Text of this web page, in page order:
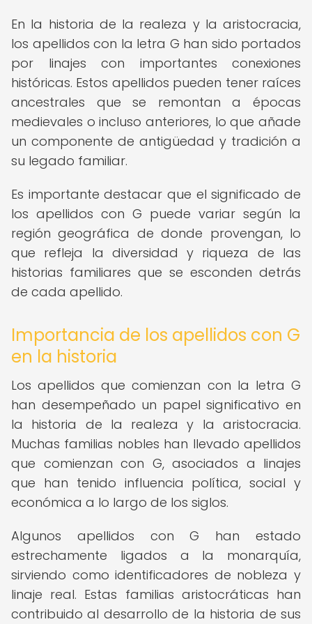
En la historia de la realeza y la aristocracia,
los apellidos con la letra G han sido portados
por linajes con importantes conexiones
históricas. Estos apellidos pueden tener raíces
ancestrales que se remontan a épocas
medievales o incluso anteriores, lo que añade
un componente de antigüedad y tradición a
su legado familiar.
Es importante destacar que el significado de
los apellidos con G puede variar según la
región geográfica de donde provengan, lo
que refleja la diversidad y riqueza de las
historias familiares que se esconden detrás
de cada apellido.
Importancia de los apellidos con G
en la historia
Los apellidos que comienzan con la letra G
han desempeñado un papel significativo en
la historia de la realeza y la aristocracia.
Muchas familias nobles han llevado apellidos
que comienzan con G, asociados a linajes
que han tenido influencia política, social y
económica a lo largo de los siglos.
Algunos apellidos con G han estado
estrechamente ligados a la monarquía,
sirviendo como identificadores de nobleza y
linaje real. Estas familias aristocráticas han
contribuido al desarrollo de la historia de sus